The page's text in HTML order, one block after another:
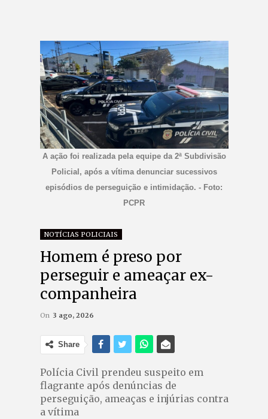
A ação foi realizada pela equipe da 2ª Subdivisão
Policial, após a vítima denunciar sucessivos
episódios de perseguição e intimidação. - Foto:
PCPR
NOTÍCIAS POLICIAIS
Homem é preso por
perseguir e ameaçar ex-
companheira
On 3 ago, 2026
Share
Polícia Civil prendeu suspeito em
flagrante após denúncias de
perseguição, ameaças e injúrias contra
a vítima